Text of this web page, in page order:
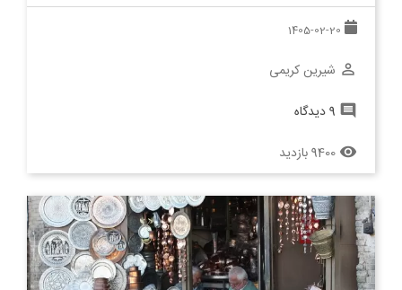
1405-02-20
perm_identity شیرین کریمی
comment 9 دیدگاه
remove_red_eye 9400 بازدید